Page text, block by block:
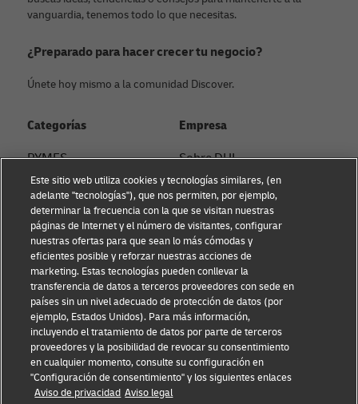
vanguardia, tenemos todo lo que necesitas.
¿Preparado para hacer crecer tu negocio?
Únete hoy mismo a la comunidad Discover.
Categorías
PYMES
Asesoramiento en e-
commerce
Asesoramiento B2B
Asesoramiento logístico
Noticias & Insights
Envía con DHL
Empresa
Sobre DHL
Contacto
Sostenibilidad
Aviso Legal
Condiciones de uso
Aviso de privacidad
Configuración de cookies
Síguenos
Este sitio web utiliza cookies y tecnologías similares, (en
adelante "tecnologías"), que nos permiten, por ejemplo,
determinar la frecuencia con la que se visitan nuestras
páginas de Internet y el número de visitantes, configurar
nuestras ofertas para que sean lo más cómodas y
eficientes posible y reforzar nuestras acciones de
marketing. Estas tecnologías pueden conllevar la
transferencia de datos a terceros proveedores con sede en
países sin un nivel adecuado de protección de datos (por
ejemplo, Estados Unidos). Para más información,
incluyendo el tratamiento de datos por parte de terceros
proveedores y la posibilidad de revocar su consentimiento
en cualquier momento, consulte su configuración en
"Configuración de consentimiento" y los siguientes enlaces
Aviso de privacidad Aviso legal